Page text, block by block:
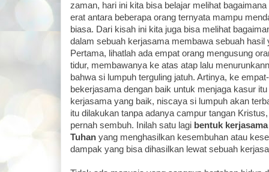
zaman, hari ini kita bisa belajar melihat
erat antara beberapa orang ternyata mampu
biasa. Dari kisah ini kita juga bisa melihat
dalam sebuah kerjasama membawa sebuah hasil
Pertama, lihatlah ada empat orang mengusung
tidur, membawanya ke atas atap lalu
bahwa si lumpuh terguling jatuh. Artinya, ke
bekerjasama dengan baik untuk menjaga kasur
kerjasama yang baik, niscaya si lumpuh akan
itu dilakukan tanpa adanya campur tangan
pernah sembuh. Inilah satu lagi bentuk
Tuhan yang menghasilkan kesembuhan atau
dampak yang bisa dihasilkan lewat sebuah